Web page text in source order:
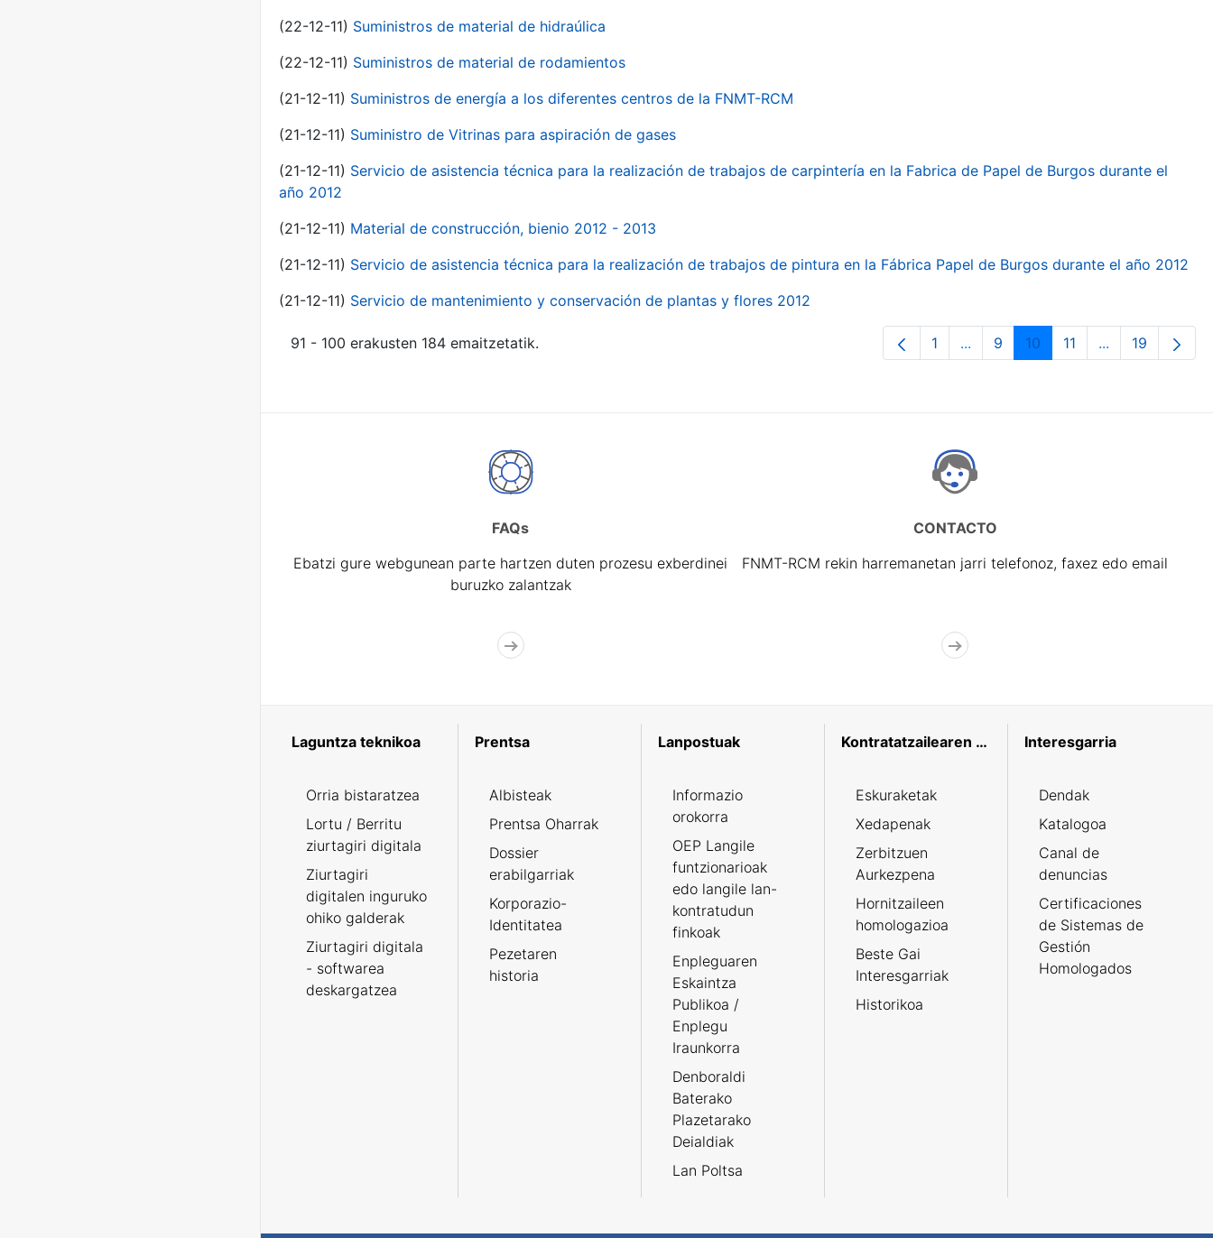
(22-12-11) Suministros de material de hidraúlica
(22-12-11) Suministros de material de rodamientos
(21-12-11) Suministros de energía a los diferentes centros de la FNMT-RCM
(21-12-11) Suministro de Vitrinas para aspiración de gases
(21-12-11) Servicio de asistencia técnica para la realización de trabajos de carpintería en la Fabrica de Papel de Burgos durante el
año 2012
(21-12-11) Material de construcción, bienio 2012 - 2013
(21-12-11) Servicio de asistencia técnica para la realización de trabajos de pintura en la Fábrica Papel de Burgos durante el año 2012
(21-12-11) Servicio de mantenimiento y conservación de plantas y flores 2012
91 - 100 erakusten 184 emaitzetatik. Orrialdea
1 ...Intermediate Pages Use TAB to
Orrialdea
9 Orrialdea
10 Orrialdea
11 ...Intermediate
Orrialdea
19
FAQs
Ebatzi gure webgunean parte hartzen duten prozesu exberdinei
buruzko zalantzak
CONTACTO
FNMT-RCM rekin harremanetan jarri telefonoz, faxez edo email
Laguntza teknikoa
Orria bistaratzea
Lortu / Berritu
ziurtagiri digitala
Ziurtagiri
digitalen inguruko
ohiko galderak
Ziurtagiri digitala
- softwarea
deskargatzea
Prentsa
Albisteak
Prentsa Oharrak
Dossier
erabilgarriak
Korporazio-
Identitatea
Pezetaren
historia
Lanpostuak
Informazio
orokorra
OEP Langile
funtzionarioak
edo langile lan-
kontratudun
finkoak
Enpleguaren
Eskaintza
Publikoa /
Enplegu
Iraunkorra
Denboraldi
Baterako
Plazetarako
Deialdiak
Lan Poltsa
Kontratatzailearen profila
Eskuraketak
Xedapenak
Zerbitzuen
Aurkezpena
Hornitzaileen
homologazioa
Beste Gai
Interesgarriak
Historikoa
Interesgarria
Dendak
Katalogoa
Canal de
denuncias
Certificaciones
de Sistemas de
Gestión
Homologados